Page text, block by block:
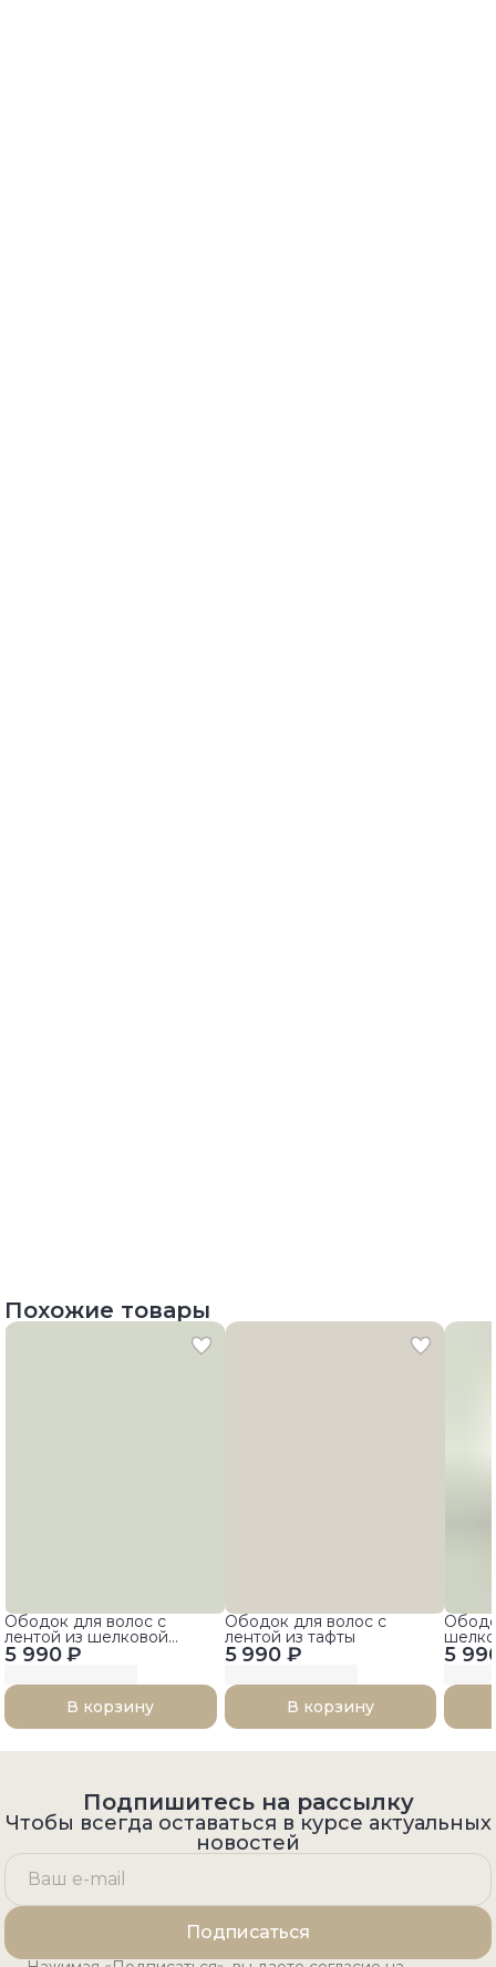
Похожие товары
5 990 ₽
Ободок для волос с
лентой из шелковой
тафты
В корзину
5 990 ₽
Ободок для волос с
лентой из тафты
В корзину
5
Подпишитесь на рассылку
Чтобы всегда оставаться в курсе актуальных
новостей
Подписаться